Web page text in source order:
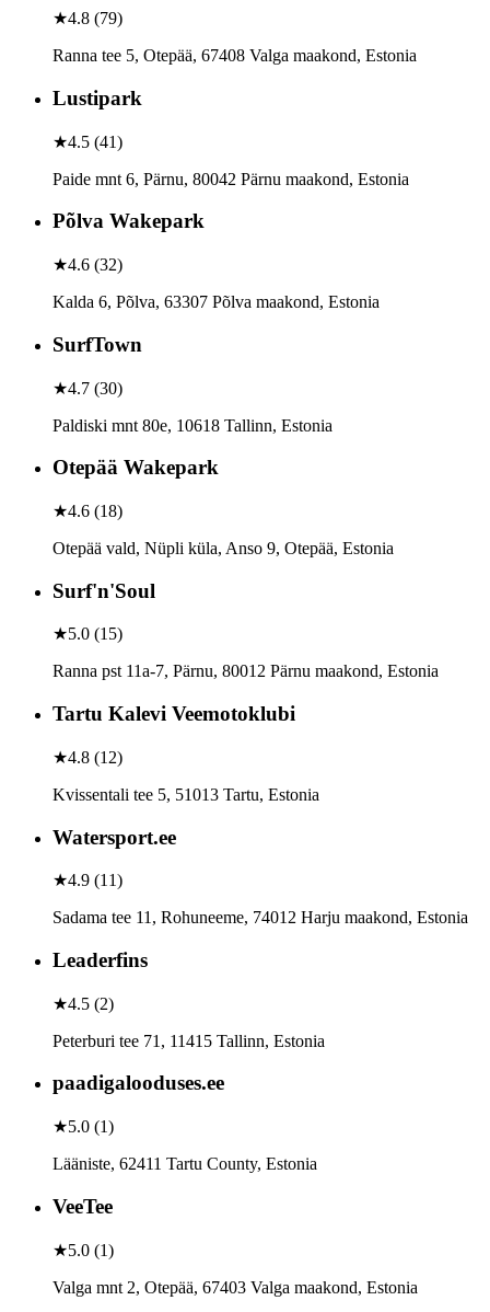
★4.8 (79)
Ranna tee 5, Otepää, 67408 Valga maakond, Estonia
Lustipark
★4.5 (41)
Paide mnt 6, Pärnu, 80042 Pärnu maakond, Estonia
Põlva Wakepark
★4.6 (32)
Kalda 6, Põlva, 63307 Põlva maakond, Estonia
SurfTown
★4.7 (30)
Paldiski mnt 80e, 10618 Tallinn, Estonia
Otepää Wakepark
★4.6 (18)
Otepää vald, Nüpli küla, Anso 9, Otepää, Estonia
Surf'n'Soul
★5.0 (15)
Ranna pst 11a-7, Pärnu, 80012 Pärnu maakond, Estonia
Tartu Kalevi Veemotoklubi
★4.8 (12)
Kvissentali tee 5, 51013 Tartu, Estonia
Watersport.ee
★4.9 (11)
Sadama tee 11, Rohuneeme, 74012 Harju maakond, Estonia
Leaderfins
★4.5 (2)
Peterburi tee 71, 11415 Tallinn, Estonia
paadigalooduses.ee
★5.0 (1)
Lääniste, 62411 Tartu County, Estonia
VeeTee
★5.0 (1)
Valga mnt 2, Otepää, 67403 Valga maakond, Estonia